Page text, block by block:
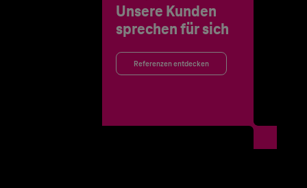
Unsere Kunden
sprechen für sich
Referenzen entdecken